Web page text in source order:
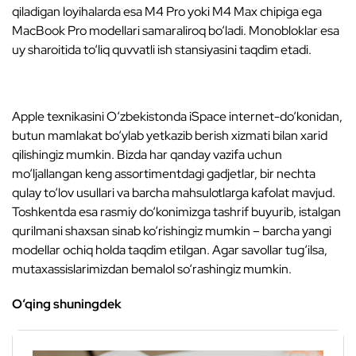
qiladigan loyihalarda esa M4 Pro yoki M4 Max chipiga ega
MacBook Pro modellari samaraliroq bo‘ladi. Monobloklar esa
uy sharoitida to‘liq quvvatli ish stansiyasini taqdim etadi.
Apple texnikasini O‘zbekistonda iSpace internet-do‘konidan,
butun mamlakat bo‘ylab yetkazib berish xizmati bilan xarid
qilishingiz mumkin. Bizda har qanday vazifa uchun
mo‘ljallangan keng assortimentdagi gadjetlar, bir nechta
qulay to‘lov usullari va barcha mahsulotlarga kafolat mavjud.
Toshkentda esa rasmiy do‘konimizga tashrif buyurib, istalgan
qurilmani shaxsan sinab ko‘rishingiz mumkin – barcha yangi
modellar ochiq holda taqdim etilgan. Agar savollar tug‘ilsa,
mutaxassislarimizdan bemalol so‘rashingiz mumkin.
O‘qing shuningdek